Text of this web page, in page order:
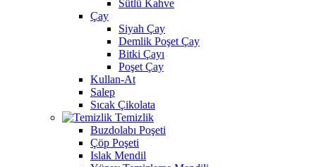
Sütlü Kahve
Çay
Siyah Çay
Demlik Poşet Çay
Bitki Çayı
Poşet Çay
Kullan-At
Salep
Sıcak Çikolata
Temizlik
Buzdolabı Poşeti
Çöp Poşeti
Islak Mendil